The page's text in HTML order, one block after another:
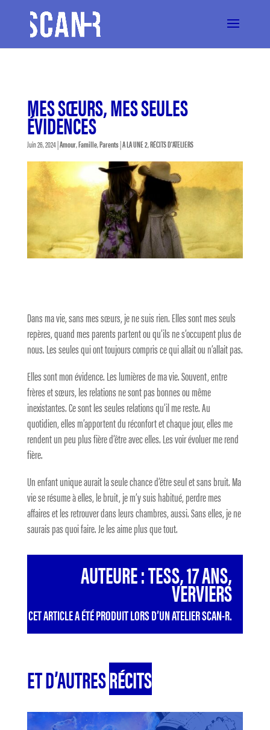
MES SŒURS, MES SEULES
ÉVIDENCES
Juin 26, 2024|Amour,Famille,Parents|A LA UNE 2,RÉCITS D'ATELIERS
Dans ma vie, sans mes sœurs, je ne suis rien. Elles sont mes seuls
repères, quand mes parents partent ou qu’ils ne s’occupent plus de
nous. Les seules qui ont toujours compris ce qui allait ou n’allait pas.
Elles sont mon évidence. Les lumières de ma vie. Souvent, entre
frères et sœurs, les relations ne sont pas bonnes ou même
inexistantes. Ce sont les seules relations qu’il me reste. Au
quotidien, elles m’apportent du réconfort et chaque jour, elles me
rendent un peu plus fière d’être avec elles. Les voir évoluer me rend
fière.
Un enfant unique aurait la seule chance d’être seul et sans bruit. Ma
vie se résume à elles, le bruit, je m’y suis habitué, perdre mes
affaires et les retrouver dans leurs chambres, aussi. Sans elles, je ne
saurais pas quoi faire. Je les aime plus que tout.
AUTEURE : TESS, 17 ANS,
VERVIERS
CET ARTICLE A ÉTÉ PRODUIT LORS D’UN ATELIER SCAN-R.
ET D’AUTRESRÉCITS